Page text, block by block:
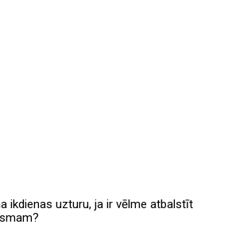
ikdienas uzturu, ja ir vēlme atbalstīt